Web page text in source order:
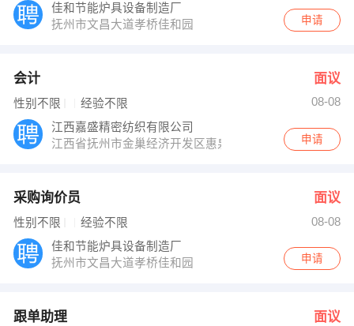
佳和节能炉具设备制造厂
抚州市文昌大道孝桥佳和园
申请
会计 面议
性别不限 经验不限
08-08
江西嘉盛精密纺织有限公司
江西省抚州市金巢经济开发区惠泉路208号
申请
采购询价员 面议
性别不限 经验不限
08-08
佳和节能炉具设备制造厂
抚州市文昌大道孝桥佳和园
申请
跟单助理 面议